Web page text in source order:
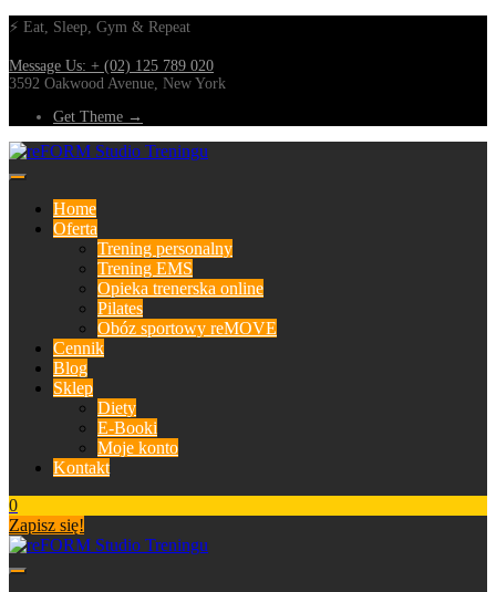
⚡ Eat, Sleep, Gym & Repeat
Message Us: + (02) 125 789 020
3592 Oakwood Avenue, New York
Get Theme →
Home
Oferta
Trening personalny
Trening EMS
Opieka trenerska online
Pilates
Obóz sportowy reMOVE
Cennik
Blog
Sklep
Diety
E-Booki
Moje konto
Kontakt
0
Zapisz się!